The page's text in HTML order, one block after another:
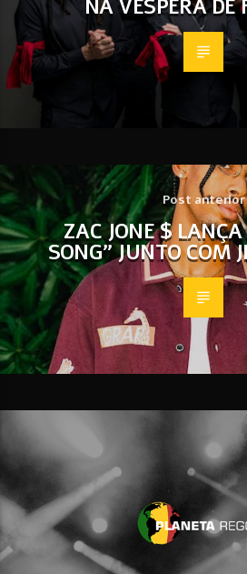
NA VESPERA DE
Post anterior
ZAC JONE $ LANÇA
SONG” JUNTO COM